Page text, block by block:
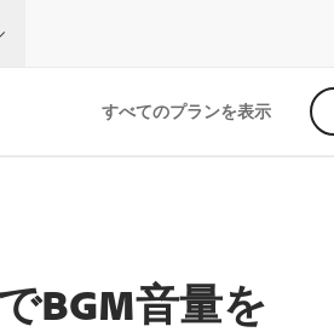
すべてのプランを表示
BGM音量を